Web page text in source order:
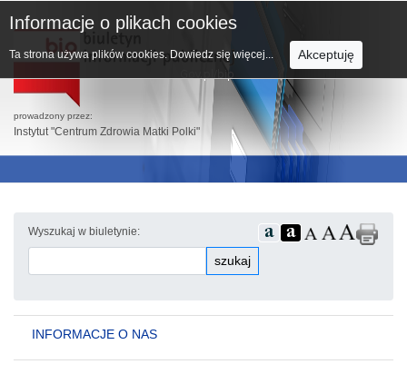
prowadzony przez:
Instytut "Centrum Zdrowia Matki Polki"
Wyszukaj w biuletynie:
szukaj
INFORMACJE O NAS
Informacje o plikach cookies
Ta strona używa plików cookies. Dowiedz się więcej... Akceptuję